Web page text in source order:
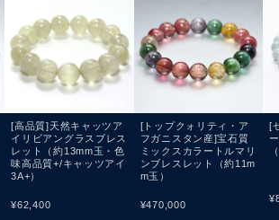
[高品質]天然キャッツア
イリビアングラスブレス
レット（約13mm玉・色
味高品質+/キャッツアイ
3A+）
¥62,400
[トップクォリティ・ア
フガニスタン産]宝石質
ミックスカラートルマリ
ンブレスレット（約11m
m玉）
¥470,000
[
¥